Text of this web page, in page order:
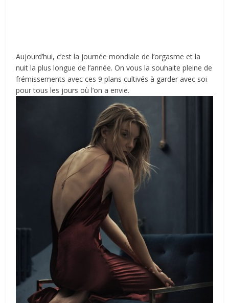
Aujourd’hui, c’est la journée mondiale de l’orgasme et la
nuit la plus longue de l’année. On vous la souhaite pleine de
frémissements avec ces 9 plans cultivés à garder avec soi
pour tous les jours où l’on a envie.